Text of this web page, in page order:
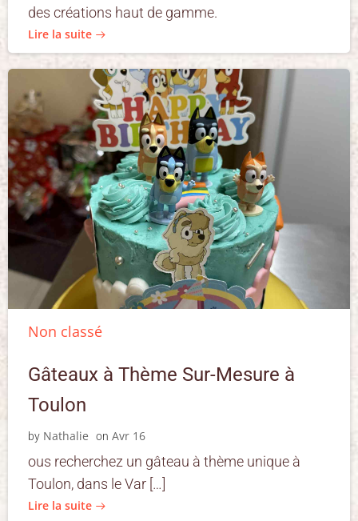
des créations haut de gamme.
Lire la suite
Non classé
Gâteaux à Thème Sur-Mesure à
Toulon
by Nathalie on Avr 16
ous recherchez un gâteau à thème unique à
Toulon, dans le Var […]
Lire la suite